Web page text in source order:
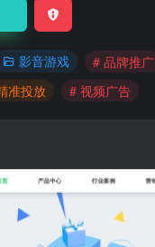
影音游戏 # 品牌推广
准投放 # 视频广告